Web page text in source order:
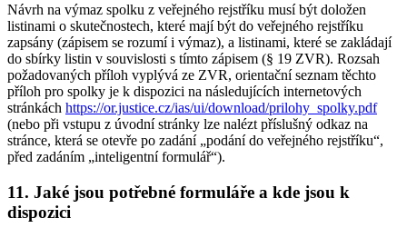
Návrh na výmaz spolku z veřejného rejstříku musí být doložen
listinami o skutečnostech, které mají být do veřejného rejstříku
zapsány (zápisem se rozumí i výmaz), a listinami, které se zakládají
do sbírky listin v souvislosti s tímto zápisem (§ 19 ZVR). Rozsah
požadovaných příloh vyplývá ze ZVR, orientační seznam těchto
příloh pro spolky je k dispozici na následujících internetových
stránkách https://or.justice.cz/ias/ui/download/prilohy_spolky.pdf
(nebo při vstupu z úvodní stránky lze nalézt příslušný odkaz na
stránce, která se otevře po zadání „podání do veřejného rejstříku“,
před zadáním „inteligentní formulář“).
11. Jaké jsou potřebné formuláře a kde jsou k
dispozici